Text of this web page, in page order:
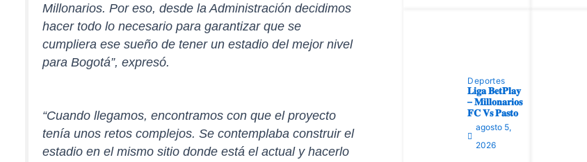
Millonarios. Por eso, desde la Administración decidimos
hacer todo lo necesario para garantizar que se
cumpliera ese sueño de tener un estadio del mejor nivel
para Bogotá”, expresó.
“Cuando llegamos, encontramos con que el proyecto
tenía unos retos complejos. Se contemplaba construir el
estadio en el mismo sitio donde está el actual y hacerlo
Deportes
𝐋𝐢𝐠𝐚 𝐁𝐞𝐭𝐏𝐥𝐚𝐲
– 𝐌𝐢𝐥𝐥𝐨𝐧𝐚𝐫𝐢𝐨𝐬
𝐅𝐂 𝐕𝐬 𝐏𝐚𝐬𝐭𝐨
agosto 5,
2026